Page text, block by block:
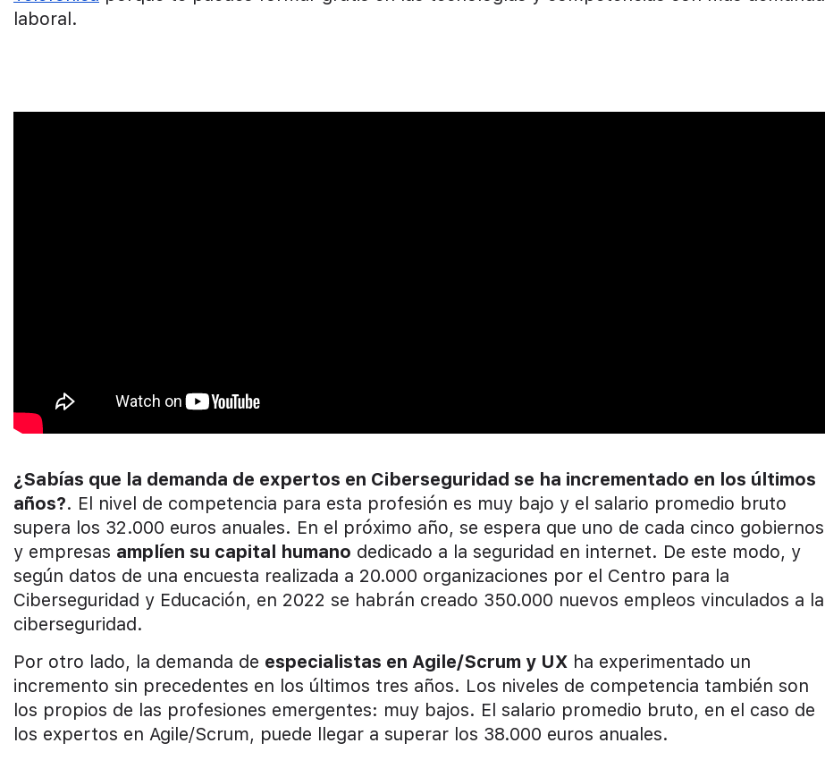
laboral.
¿Sabías que la demanda de expertos en Ciberseguridad se ha incrementado en los últimos
años?. El nivel de competencia para esta profesión es muy bajo y el salario promedio bruto
supera los 32.000 euros anuales. En el próximo año, se espera que uno de cada cinco gobiernos
y empresas amplíen su capital humano dedicado a la seguridad en internet. De este modo, y
según datos de una encuesta realizada a 20.000 organizaciones por el Centro para la
Ciberseguridad y Educación, en 2022 se habrán creado 350.000 nuevos empleos vinculados a la
ciberseguridad.
Por otro lado, la demanda de especialistas en Agile/Scrum y UX ha experimentado un
incremento sin precedentes en los últimos tres años. Los niveles de competencia también son
los propios de las profesiones emergentes: muy bajos. El salario promedio bruto, en el caso de
los expertos en Agile/Scrum, puede llegar a superar los 38.000 euros anuales.